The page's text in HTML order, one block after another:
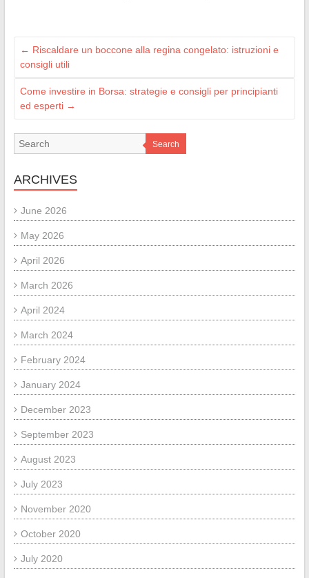
← Riscaldare un boccone alla regina congelato: istruzioni e
consigli utili
Come investire in Borsa: strategie e consigli per principianti
ed esperti →
Search
ARCHIVES
June 2026
May 2026
April 2026
March 2026
April 2024
March 2024
February 2024
January 2024
December 2023
September 2023
August 2023
July 2023
November 2020
October 2020
July 2020